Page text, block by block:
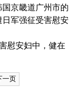
京畿道广州市的
日军强征受害慰安
慰安妇中，健在
一页